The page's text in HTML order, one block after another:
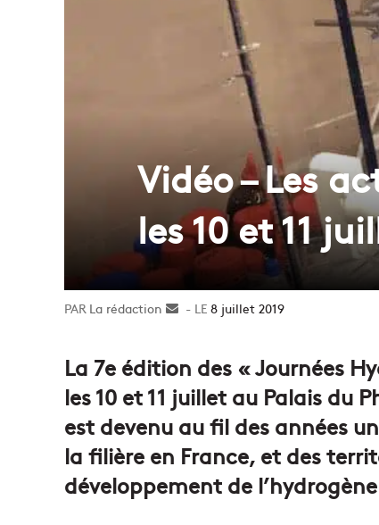
Vidéo – Les
les 10 et 11
La rédaction
Envoyer8 juillet 2019
La 7e édition des « Journées
les 10 et 11 juillet au Palais du
est devenu au fil des années
la filière en France, et des
développement de